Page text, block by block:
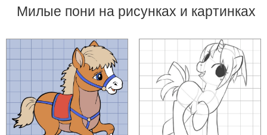
Милые пони на рисунках и картинках